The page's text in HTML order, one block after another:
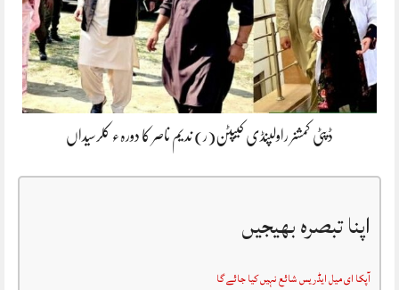
ڈپٹی کمشنر راولپنڈی کیپٹن(ر) ندیم ناصر کا دورہء کلرسیداں
اپنا تبصرہ بھیجیں
آپکا ای میل ایڈریس شائع نہیں کیا جائے گا